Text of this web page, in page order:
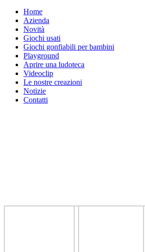
Home
Azienda
Novità
Giochi usati
Giochi gonfiabili per bambini
Playground
Aprire una ludoteca
Videoclip
Le nostre creazioni
Notizie
Contatti